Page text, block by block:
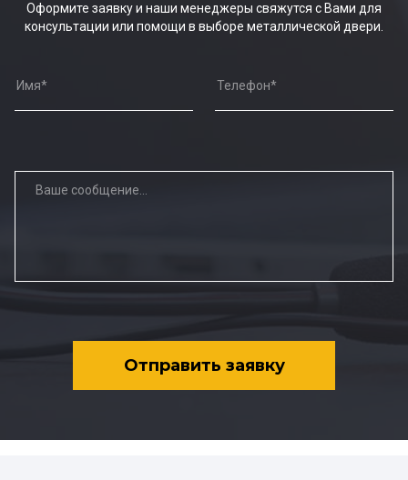
Оформите заявку и наши менеджеры свяжутся с Вами для
консультации или помощи в выборе металлической двери.
Отправить заявку